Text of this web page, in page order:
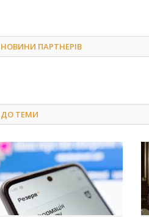
НОВИНИ ПАРТНЕРІВ
ДО ТЕМИ